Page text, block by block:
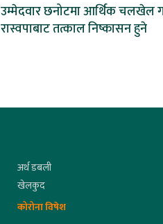
उम्मेदवार छनोटमा आर्थिक चलखेल
रास्वपाबाट तत्काल निष्कासन हुने
अर्थ डबली
खेलकुद
कोरोना विषेश